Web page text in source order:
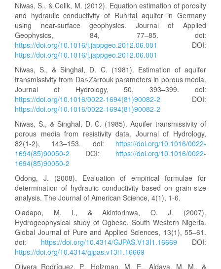
Niwas, S., & Celik, M. (2012). Equation estimation of porosity
and hydraulic conductivity of Ruhrtal aquifer in Germany
using near-surface geophysics. Journal of Applied
Geophysics, 84, 77–85. doi:
https://doi.org/10.1016/j.jappgeo.2012.06.001
DOI:
https://doi.org/10.1016/j.jappgeo.2012.06.001
Niwas, S., & Singhal, D. C. (1981). Estimation of aquifer
transmissivity from Dar-Zarrouk parameters in porous media.
Journal of Hydrology, 50, 393–399. doi:
https://doi.org/10.1016/0022-1694(81)90082-2 DOI:
https://doi.org/10.1016/0022-1694(81)90082-2
Niwas, S., & Singhal, D. C. (1985). Aquifer transmissivity of
porous media from resistivity data. Journal of Hydrology,
82(1-2), 143–153. doi: https://doi.org/10.1016/0022-
1694(85)90050-2 DOI: https://doi.org/10.1016/0022-
1694(85)90050-2
Odong, J. (2008). Evaluation of empirical formulae for
determination of hydraulic conductivity based on grain-size
analysis. The Journal of American Science, 4(1), 1-6.
Oladapo, M. I., & Akintorinwa, O. J. (2007).
Hydrogeophysical study of Ogbese, South Western Nigeria.
Global Journal of Pure and Applied Sciences, 13(1), 55–61.
doi: https://doi.org/10.4314/GJPAS.V13I1.16669 DOI:
https://doi.org/10.4314/gjpas.v13i1.16669
Olivera Rodríguez, P., Holzman, M. E., Aldaya, M. M., &